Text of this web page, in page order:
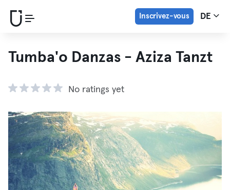
Inscrivez-vous DE
Tumba'o Danzas - Aziza Tanzt
No ratings yet